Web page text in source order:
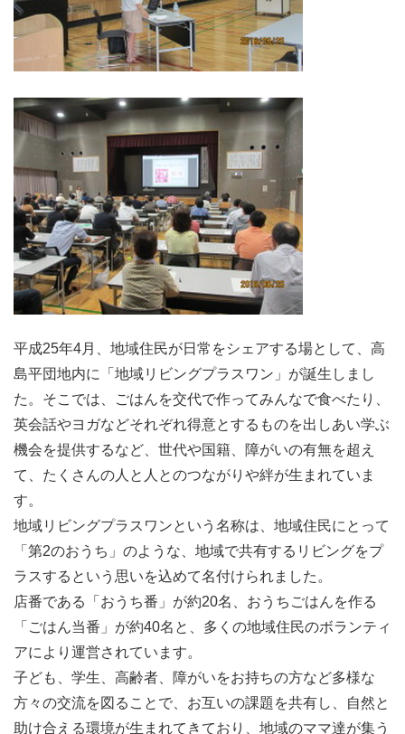
平成25年4月、地域住民が日常をシェアする場として、高
島平団地内に「地域リビングプラスワン」が誕生しまし
た。そこでは、ごはんを交代で作ってみんなで食べたり、
英会話やヨガなどそれぞれ得意とするものを出しあい学ぶ
機会を提供するなど、世代や国籍、障がいの有無を超え
て、たくさんの人と人とのつながりや絆が生まれていま
す。
地域リビングプラスワンという名称は、地域住民にとって
「第2のおうち」のような、地域で共有するリビングをプ
ラスするという思いを込めて名付けられました。
店番である「おうち番」が約20名、おうちごはんを作る
「ごはん当番」が約40名と、多くの地域住民のボランティ
アにより運営されています。
子ども、学生、高齢者、障がいをお持ちの方など多様な
方々の交流を図ることで、お互いの課題を共有し、自然と
助け合える環境が生まれてきており、地域のママ達が集う